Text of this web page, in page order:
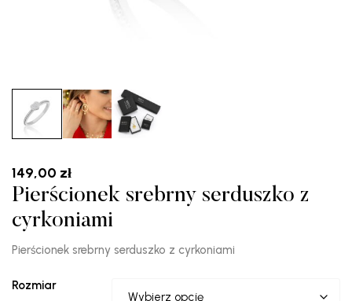
149,00 zł
Pierścionek srebrny serduszko z
cyrkoniami
Pierścionek srebrny serduszko z cyrkoniami
Rozmiar